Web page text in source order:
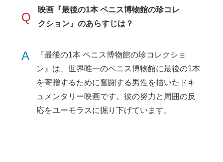
Q
映画『最後の1本 ペニス博物館の珍コレ
クション』のあらすじは？
A
『最後の1本 ペニス博物館の珍コレクショ
ン』は、世界唯一のペニス博物館に最後の1本
を寄贈するために奮闘する男性を描いたドキ
ュメンタリー映画です。彼の努力と周囲の反
応をユーモラスに掘り下げています。